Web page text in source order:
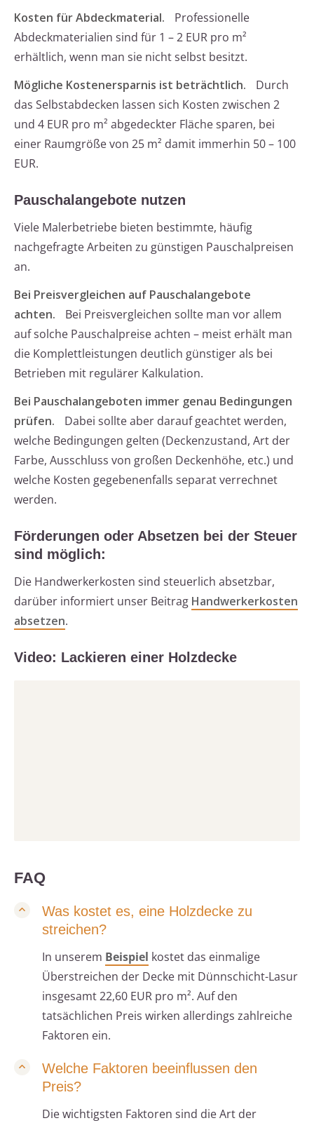
Kosten für Abdeckmaterial.
Professionelle
Abdeckmaterialien sind für 1 – 2 EUR pro m²
erhältlich, wenn man sie nicht selbst besitzt.
Mögliche Kostenersparnis ist beträchtlich.
Durch
das Selbstabdecken lassen sich Kosten zwischen 2
und 4 EUR pro m² abgedeckter Fläche sparen, bei
einer Raumgröße von 25 m² damit immerhin 50 – 100
EUR.
Pauschalangebote nutzen
Viele Malerbetriebe bieten bestimmte, häufig
nachgefragte Arbeiten zu günstigen Pauschalpreisen
an.
Bei Preisvergleichen auf Pauschalangebote
achten.
Bei Preisvergleichen sollte man vor allem
auf solche Pauschalpreise achten – meist erhält man
die Komplettleistungen deutlich günstiger als bei
Betrieben mit regulärer Kalkulation.
Bei Pauschalangeboten immer genau Bedingungen
prüfen.
Dabei sollte aber darauf geachtet werden,
welche Bedingungen gelten (Deckenzustand, Art der
Farbe, Ausschluss von großen Deckenhöhe, etc.) und
welche Kosten gegebenenfalls separat verrechnet
werden.
Förderungen oder Absetzen bei der Steuer
sind möglich:
Die Handwerkerkosten sind steuerlich absetzbar,
darüber informiert unser Beitrag Handwerkerkosten
absetzen.
Video: Lackieren einer Holzdecke
FAQ
Was kostet es, eine Holzdecke zu
streichen?
In unserem Beispiel kostet das einmalige
Überstreichen der Decke mit Dünnschicht-Lasur
insgesamt 22,60 EUR pro m². Auf den
tatsächlichen Preis wirken allerdings zahlreiche
Faktoren ein.
Welche Faktoren beeinflussen den
Preis?
Die wichtigsten Faktoren sind die Art der